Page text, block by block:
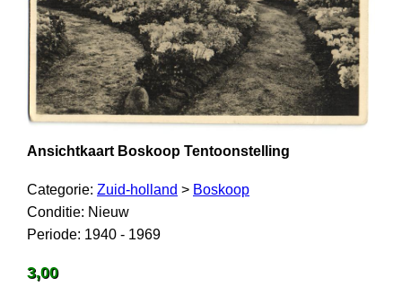
Ansichtkaart Boskoop Tentoonstelling
Categorie: Zuid-holland > Boskoop
Conditie: Nieuw
Periode: 1940 - 1969
3,00